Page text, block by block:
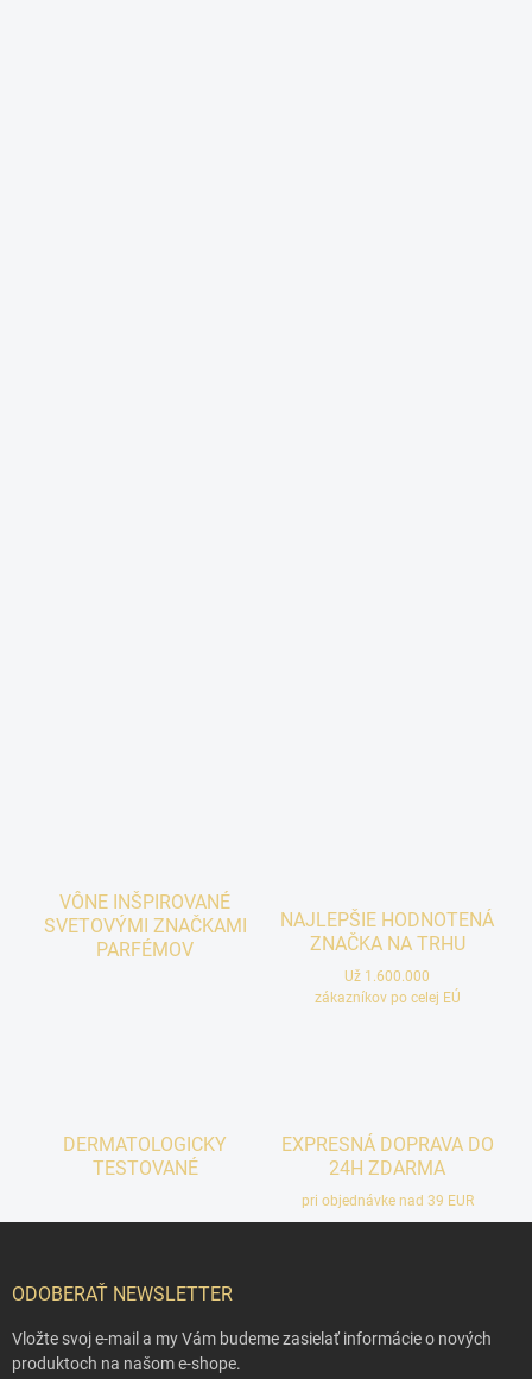
VÔNE INŠPIROVANÉ
SVETOVÝMI ZNAČKAMI
PARFÉMOV
NAJLEPŠIE HODNOTENÁ
ZNAČKA NA TRHU
Už 1.600.000
zákazníkov po celej EÚ
DERMATOLOGICKY
TESTOVANÉ
EXPRESNÁ DOPRAVA DO
24H ZDARMA
pri objednávke nad 39 EUR
ODOBERAŤ NEWSLETTER
Vložte svoj e-mail a my Vám budeme zasielať informácie o nových
produktoch na našom e-shope.